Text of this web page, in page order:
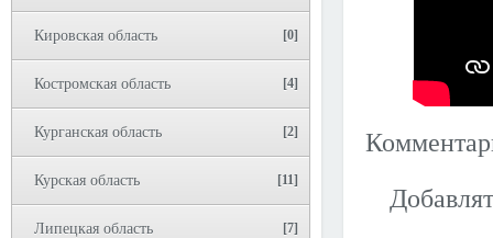
Кировская область [0]
Костромская область [4]
Курганская область [2]
Курская область [11]
Липецкая область [7]